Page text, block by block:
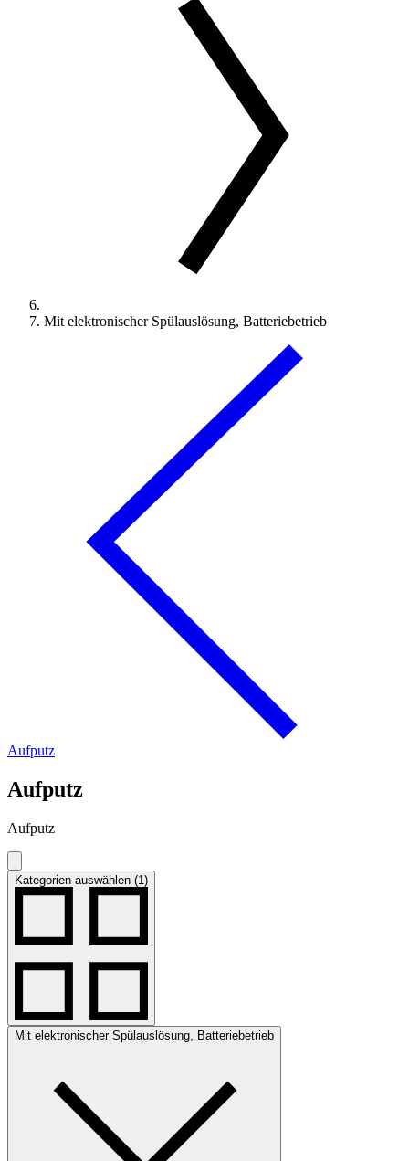
Mit elektronischer Spülauslösung, Batteriebetrieb
Aufputz
Aufputz
Aufputz
Kategorien auswählen (1)
Mit elektronischer Spülauslösung, Batteriebetrieb